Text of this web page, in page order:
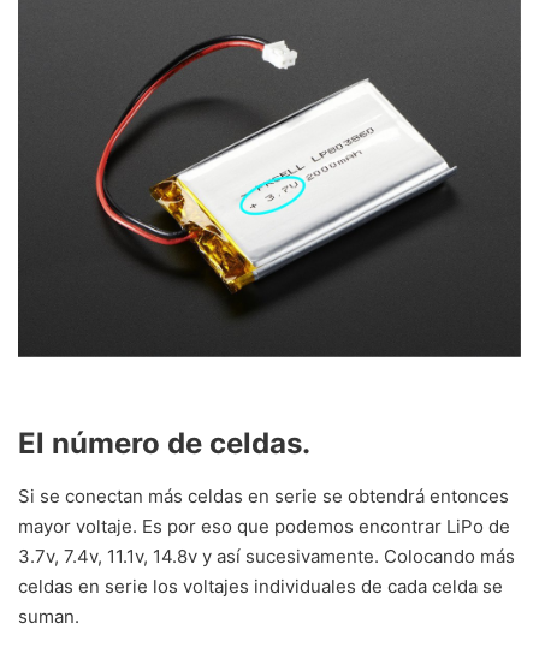
El número de celdas.
Si se conectan más celdas en serie se obtendrá entonces
mayor voltaje. Es por eso que podemos encontrar LiPo de
3.7v, 7.4v, 11.1v, 14.8v y así sucesivamente. Colocando más
celdas en serie los voltajes individuales de cada celda se
suman.